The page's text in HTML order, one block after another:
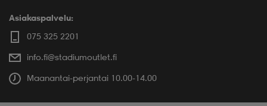
Asiakaspalvelu:
075 325 2201
info.fi@stadiumoutlet.fi
Maanantai-perjantai 10.00-14.00